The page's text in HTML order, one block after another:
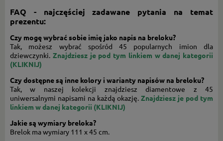
FAQ - najczęściej zadawane pytania na temat
prezentu:
Czy mogę wybrać sobie imię jako napis na breloku?
Tak, możesz wybrać spośród 45 popularnych imion dla
dziewczynki. Znajdziesz je pod tym linkiem w danej kategorii
(KLIKNIJ)
Czy dostępne są inne kolory i warianty napisów na breloku?
Tak, w naszej kolekcji znajdziesz diamentowe z 45
uniwersalnymi napisami na każdą okazję. Znajdziesz je pod tym
linkiem w danej kategorii (KLIKNIJ)
Jakie są wymiary breloka?
Brelok ma wymiary 111 x 45 cm.